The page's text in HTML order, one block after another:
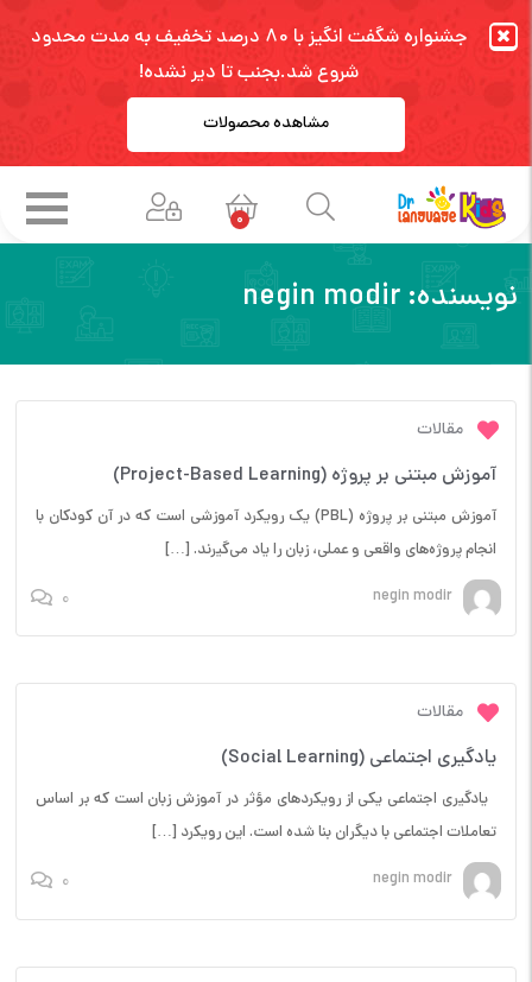
جشنواره شگفت انگیز با 80 درصد تخفیف به مدت محدود
شروع شد.بجنب تا دیر نشده!
مشاهده محصولات
0
نویسنده: negin modir
مقالات
آموزش مبتنی بر پروژه (Project-Based Learning)
آموزش مبتنی بر پروژه (PBL) یک رویکرد آموزشی است که در آن کودکان با
انجام پروژه‌های واقعی و عملی، زبان را یاد می‌گیرند. […]
negin modir
0
مقالات
یادگیری اجتماعی (Social Learning)
یادگیری اجتماعی یکی از رویکردهای مؤثر در آموزش زبان است که بر اساس
تعاملات اجتماعی با دیگران بنا شده است. این رویکرد […]
negin modir
0